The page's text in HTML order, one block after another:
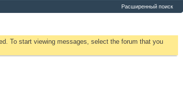
Расширенный поиск
To start viewing messages, select the forum that you